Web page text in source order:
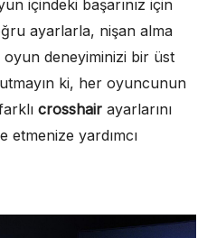
içindeki başarınız için
ayarlarla, nişan alma
deneyiminizi bir üst
ki, her oyuncunun
crosshair ayarlarını
etmenize yardımcı